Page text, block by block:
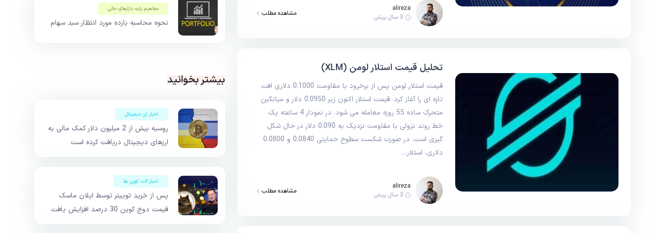
alireza
3 سال پیش
مشاهده مطلب
تحلیل قیمت استلار لومن (XLM)
قیمت استلار لومن پس از برخرود با مقاومت 0.1000 دلاری افت
تازه ای را آغاز کرد. قیمت استلار اکنون زیر 0.0950 دلار و میانگین
متحرک ساده 55 روزه معامله می شود. در نمودار 4 ساعته یک
خط روند نزولی با مقاومت نزدیک به 0.090 دلار در حال شکل
گیری است. در صورت شکست سطوح حمایتی 0.0840 و 0.0800
دلاری، استلار…
alireza
3 سال پیش
مشاهده مطلب
مفاهیم پایه بازار‌های مالی
نحوه محاسبه بازده مورد انتظار سبد سهام
بیشتر بخوانید
اخبار ارز دیجیتال
روسیه بیش از 2 میلیون دلار کمک مالی به
ارزهای دیجیتال دریافت کرده است
اخبار آلت کوین ها
پس از خرید توییتر توسط ایلان ماسک
قیمت دوج کوین 30 درصد افزایش یافت